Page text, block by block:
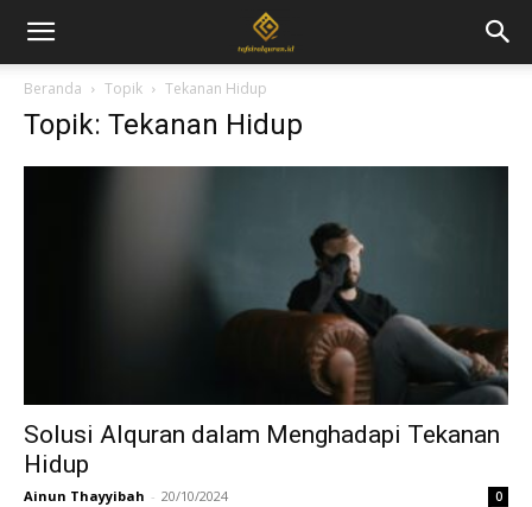
Beranda Topik Tekanan Hidup
Topik: Tekanan Hidup
Solusi Alquran dalam Menghadapi Tekanan
Hidup
Ainun Thayyibah - 20/10/2024 0